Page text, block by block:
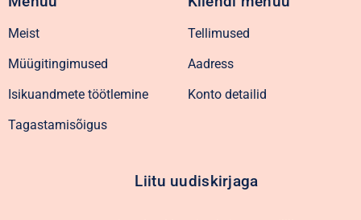
Meist
Müügitingimused
Isikuandmete töötlemine
Tagastamisõigus
Tellimused
Aadress
Konto detailid
Liitu uudiskirjaga